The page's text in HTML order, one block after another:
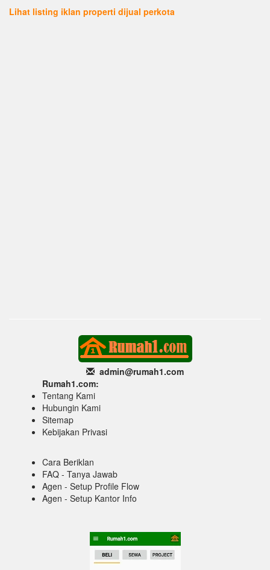
Lihat listing iklan properti dijual perkota
admin@rumah1.com
Rumah1.com:
Tentang Kami
Hubungin Kami
Sitemap
Kebijakan Privasi
Cara Beriklan
FAQ - Tanya Jawab
Agen - Setup Profile Flow
Agen - Setup Kantor Info